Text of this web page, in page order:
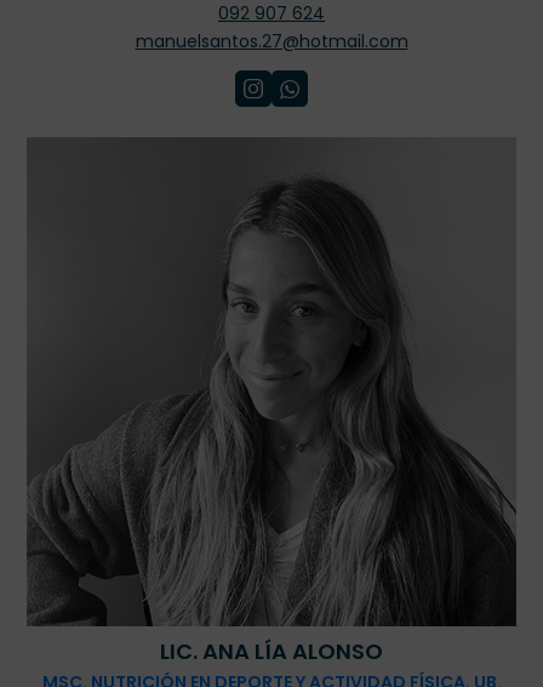
092 907 624
manuelsantos.27@hotmail.com
LIC. ANA LÍA ALONSO